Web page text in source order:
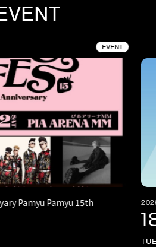
EVENT
Pamyu Pamyu 15th